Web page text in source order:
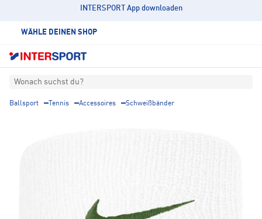
INTERSPORT App downloaden
WÄHLE DEINEN SHOP
Wonach suchst du?
Ballsport Tennis Accessoires Schweißbänder